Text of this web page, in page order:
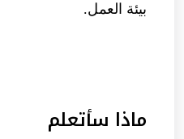
بيئة العمل.
ماذا سأتعلم